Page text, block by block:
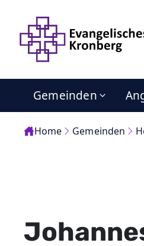
Gemeinden
Home Gemeinden